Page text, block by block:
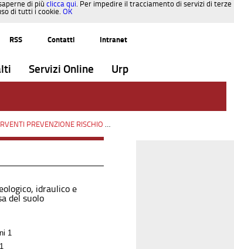
di più clicca qui. Per impedire il tracciamento di servizi di terze
di tutti i cookie. OK
RSS
Contatti Intranet
Servizi Online Urp
RISCHIO SISMICO OCDPC n.293/2015
idraulico e
del suolo
1